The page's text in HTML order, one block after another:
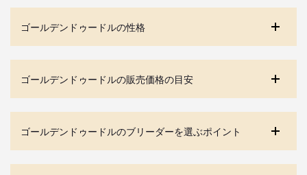
ゴールデンドゥードルの性格
ゴールデンドゥードルの販売価格の目安
ゴールデンドゥードルのブリーダーを選ぶポイント